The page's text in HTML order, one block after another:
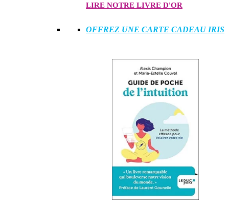
LIRE NOTRE LIVRE D'OR
OFFREZ UNE CARTE CADEAU IRIS